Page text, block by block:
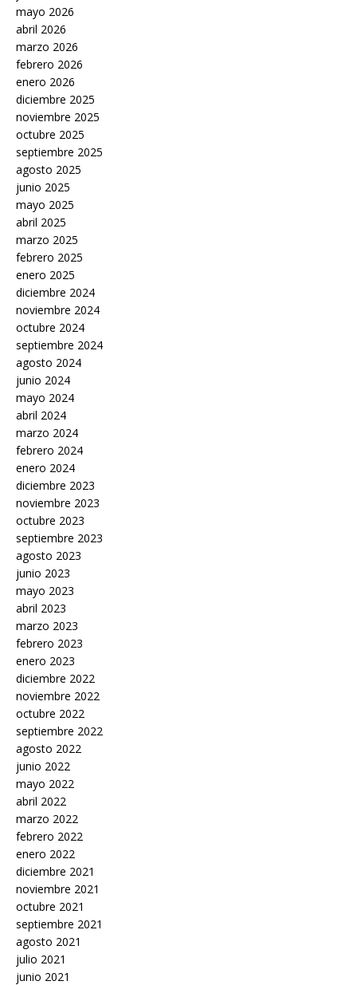
mayo 2026
abril 2026
marzo 2026
febrero 2026
enero 2026
diciembre 2025
noviembre 2025
octubre 2025
septiembre 2025
agosto 2025
junio 2025
mayo 2025
abril 2025
marzo 2025
febrero 2025
enero 2025
diciembre 2024
noviembre 2024
octubre 2024
septiembre 2024
agosto 2024
junio 2024
mayo 2024
abril 2024
marzo 2024
febrero 2024
enero 2024
diciembre 2023
noviembre 2023
octubre 2023
septiembre 2023
agosto 2023
junio 2023
mayo 2023
abril 2023
marzo 2023
febrero 2023
enero 2023
diciembre 2022
noviembre 2022
octubre 2022
septiembre 2022
agosto 2022
junio 2022
mayo 2022
abril 2022
marzo 2022
febrero 2022
enero 2022
diciembre 2021
noviembre 2021
octubre 2021
septiembre 2021
agosto 2021
julio 2021
junio 2021